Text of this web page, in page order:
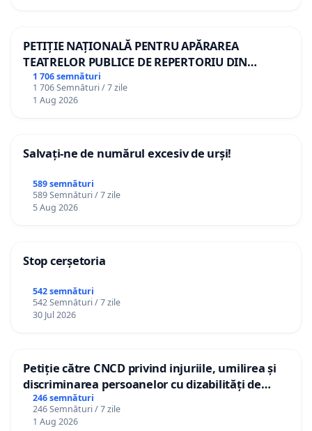
PETIȚIE NAȚIONALĂ PENTRU APĂRAREA
TEATRELOR PUBLICE DE REPERTORIU DIN
ROMÂNIA
1 706 semnături
1 706 Semnături / 7 zile
1 Aug 2026
Salvați-ne de numărul excesiv de urși!
589 semnături
589 Semnături / 7 zile
5 Aug 2026
Stop cerșetoria
542 semnături
542 Semnături / 7 zile
30 Jul 2026
Petiție către CNCD privind injuriile, umilirea și
discriminarea persoanelor cu dizabilități de
către utilizatorul TikTok „Gorici”
246 semnături
246 Semnături / 7 zile
1 Aug 2026